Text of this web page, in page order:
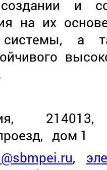
и
на их
системы, а
214013,
проезд,
,